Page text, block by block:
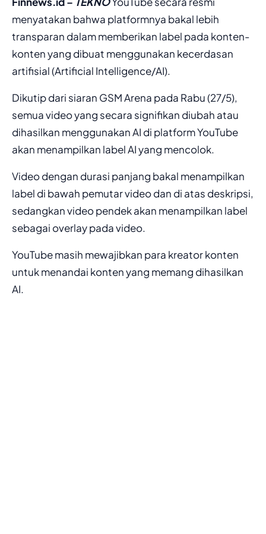
menyatakan bahwa platformnya bakal lebih
transparan dalam memberikan label pada konten-
konten yang dibuat menggunakan kecerdasan
artifisial (Artificial Intelligence/AI).
Dikutip dari siaran GSM Arena pada Rabu (27/5),
semua video yang secara signifikan diubah atau
dihasilkan menggunakan AI di platform YouTube
akan menampilkan label AI yang mencolok.
Video dengan durasi panjang bakal menampilkan
label di bawah pemutar video dan di atas deskripsi,
sedangkan video pendek akan menampilkan label
sebagai overlay pada video.
YouTube masih mewajibkan para kreator konten
untuk menandai konten yang memang dihasilkan
AI.